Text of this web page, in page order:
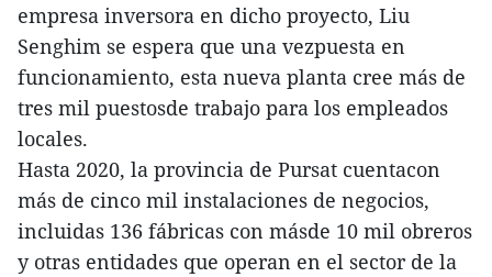
empresa inversora en dicho proyecto, Liu
Senghim se espera que una vezpuesta en
funcionamiento, esta nueva planta cree más de
tres mil puestosde trabajo para los empleados
locales.
Hasta 2020, la provincia de Pursat cuentacon
más de cinco mil instalaciones de negocios,
incluidas 136 fábricas con másde 10 mil obreros
y otras entidades que operan en el sector de la